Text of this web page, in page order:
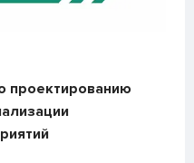
проектированию